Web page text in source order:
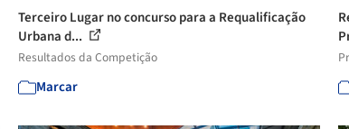
Terceiro Lugar no concurso para a Requalificação
Urbana d...
Resultados da Competição
Marcar